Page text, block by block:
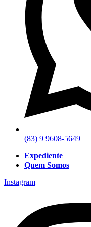
(83) 9 9608-5649
Expediente
Quem Somos
Instagram